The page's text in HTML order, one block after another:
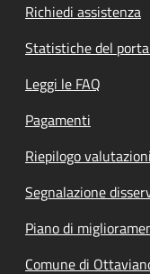
Richiedi assistenza
Statistiche del
Leggi le FAQ
Pagamenti
Riepilogo valutazioni
Segnalazione
Piano di
Comune di